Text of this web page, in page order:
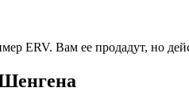
ERV. Вам ее продадут, но